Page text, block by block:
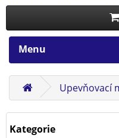
Menu
Upevňovací
Kategorie